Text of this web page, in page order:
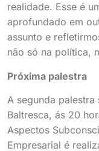
realidade. Esse é
aprofundado em
assunto e
não só na política,
Próxima palestra
A segunda
Baltresca, ás 20
Aspectos
Empresarial é